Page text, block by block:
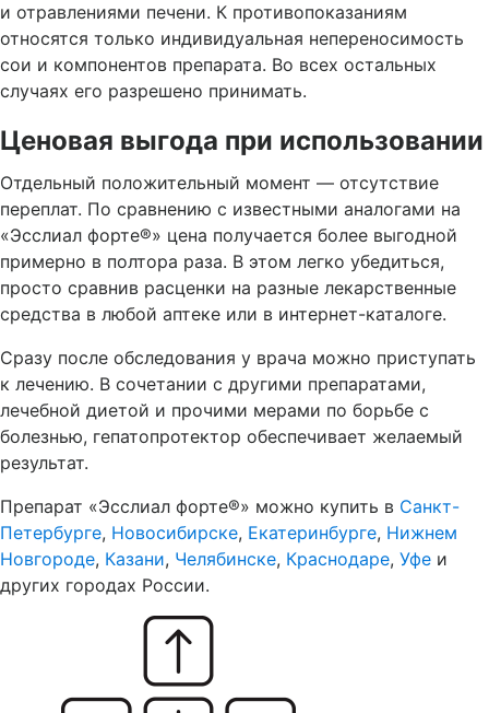
и отравлениями печени. К противопоказаниям
относятся только индивидуальная непереносимость
сои и компонентов препарата. Во всех остальных
случаях его разрешено принимать.
Ценовая выгода при использовании
Отдельный положительный момент — отсутствие
переплат. По сравнению с известными аналогами на
«Эсслиал форте®» цена получается более выгодной
примерно в полтора раза. В этом легко убедиться,
просто сравнив расценки на разные лекарственные
средства в любой аптеке или в интернет-каталоге.
Сразу после обследования у врача можно приступать
к лечению. В сочетании с другими препаратами,
лечебной диетой и прочими мерами по борьбе с
болезнью, гепатопротектор обеспечивает желаемый
результат.
Препарат «Эсслиал форте®» можно купить в Санкт-
Петербурге, Новосибирске, Екатеринбурге, Нижнем
Новгороде, Казани, Челябинске, Краснодаре, Уфе и
других городах России.